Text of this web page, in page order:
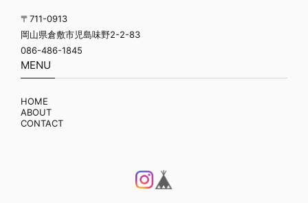
〒711-0913
岡山県倉敷市児島味野2-2-83
086-486-1845
MENU
HOME
ABOUT
CONTACT